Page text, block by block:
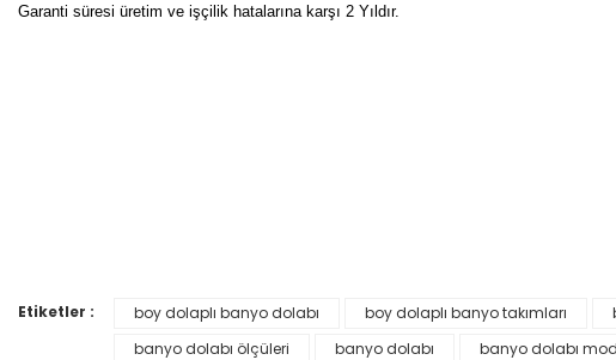
Garanti süresi üretim ve işçilik hatalarına karşı 2 Yıldır.
Etiketler : boy dolaplı banyo dolabı boy dolaplı banyo takımları
banyo dolabı ölçüleri
banyo dolabı banyo dolabı